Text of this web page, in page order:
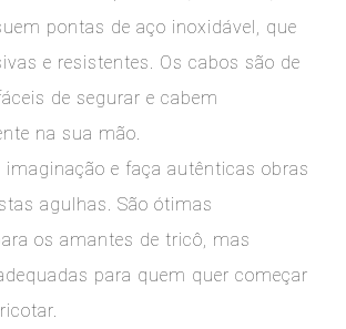
pontas de aço inoxidável, que
e resistentes. Os cabos são de
de segurar e cabem
na sua mão.
imaginação e faça autênticas obras
agulhas. São ótimas
os amantes de tricô, mas
para quem quer começar